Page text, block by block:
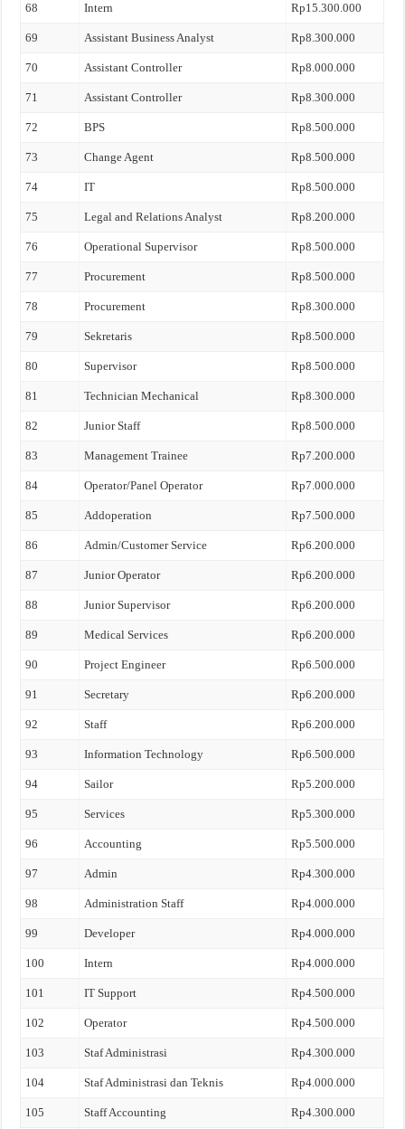
68 Intern Rp15.300.000
69 Assistant Business Analyst Rp8.300.000
70 Assistant Controller Rp8.000.000
71 Assistant Controller Rp8.300.000
72 BPS Rp8.500.000
73 Change Agent Rp8.500.000
74 IT Rp8.500.000
75 Legal and Relations Analyst Rp8.200.000
76 Operational Supervisor Rp8.500.000
77 Procurement Rp8.500.000
78 Procurement Rp8.300.000
79 Sekretaris Rp8.500.000
80 Supervisor Rp8.500.000
81 Technician Mechanical Rp8.300.000
82 Junior Staff Rp8.500.000
83 Management Trainee Rp7.200.000
84 Operator/Panel Operator Rp7.000.000
85 Addoperation Rp7.500.000
86 Admin/Customer Service Rp6.200.000
87 Junior Operator Rp6.200.000
88 Junior Supervisor Rp6.200.000
89 Medical Services Rp6.200.000
90 Project Engineer Rp6.500.000
91 Secretary Rp6.200.000
92 Staff Rp6.200.000
93 Information Technology Rp6.500.000
94 Sailor Rp5.200.000
95 Services Rp5.300.000
96 Accounting Rp5.500.000
97 Admin Rp4.300.000
98 Administration Staff Rp4.000.000
99 Developer Rp4.000.000
100 Intern Rp4.000.000
101 IT Support Rp4.500.000
102 Operator Rp4.500.000
103 Staf Administrasi Rp4.300.000
104 Staf Administrasi dan Teknis Rp4.000.000
105 Staff Accounting Rp4.300.000